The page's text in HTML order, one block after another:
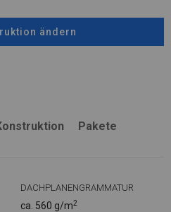
ändern
Pakete
DACHPLANENGRAMMATUR
ca. 560 g/m2